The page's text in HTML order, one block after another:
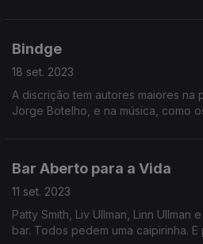
Bindge
18 set. 2023
A discrição tem autores maiores na
Jorge Botelho, e na música, como os
Bar Aberto para a Vida
11 set. 2023
Patty Smith, Liv Ullman, Linn Ullman e Renato Russo entram num
bar. Todos pedem uma caipirinha. E